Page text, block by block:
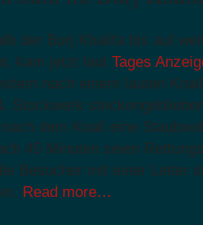
der Burj Khalifa bis auf
kam jetzt laut Tages
nach einem lauten
Stockwerk
dem Knall eine
45 Minuten seien
Besucher mit einer Leiter
Read more…